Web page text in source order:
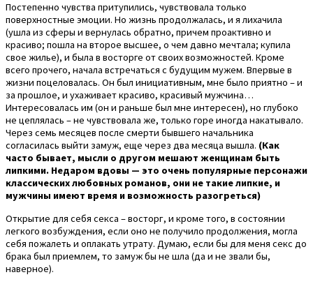
Постепенно чувства притупились, чувствовала только
поверхностные эмоции. Но жизнь продолжалась, и я лихачила
(ушла из сферы и вернулась обратно, причем проактивно и
красиво; пошла на второе высшее, о чем давно мечтала; купила
свое жилье), и была в восторге от своих возможностей. Кроме
всего прочего, начала встречаться с будущим мужем. Впервые в
жизни поцеловалась. Он был инициативным, мне было приятно – и
за прошлое, и ухаживает красиво, красивый мужчина…
Интересовалась им (он и раньше был мне интересен), но глубоко
не цеплялась – не чувствовала же, только горе иногда накатывало.
Через семь месяцев после смерти бывшего начальника
согласилась выйти замуж, еще через два месяца вышла. (Как
часто бывает, мысли о другом мешают женщинам быть
липкими. Недаром вдовы — это очень популярные персонажи
классических любовных романов, они не такие липкие, и
мужчины имеют время и возможность разогреться)
Открытие для себя секса – восторг, и кроме того, в состоянии
легкого возбуждения, если оно не получило продолжения, могла
себя пожалеть и оплакать утрату. Думаю, если бы для меня секс до
брака был приемлем, то замуж бы не шла (да и не звали бы,
наверное).